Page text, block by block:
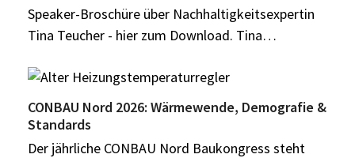
Speaker-Broschüre über Nachhaltigkeitsexpertin
Tina Teucher - hier zum Download. Tina…
CONBAU Nord 2026: Wärmewende, Demografie &
Standards
Der jährliche CONBAU Nord Baukongress steht